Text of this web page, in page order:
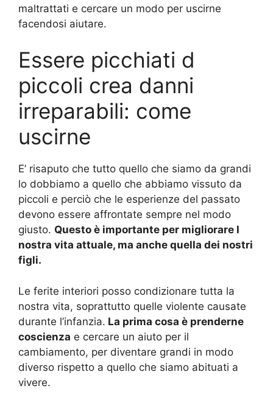
maltrattati e cercare un modo per uscirne
facendosi aiutare.
Essere picchiati d
piccoli crea danni
irreparabili: come
uscirne
E’ risaputo che tutto quello che siamo da grandi
lo dobbiamo a quello che abbiamo vissuto da
piccoli e perciò che le esperienze del passato
devono essere affrontate sempre nel modo
giusto. Questo è importante per migliorare l
nostra vita attuale, ma anche quella dei nostri
figli.
Le ferite interiori posso condizionare tutta la
nostra vita, soprattutto quelle violente causate
durante l’infanzia. La prima cosa è prenderne
coscienza e cercare un aiuto per il
cambiamento, per diventare grandi in modo
diverso rispetto a quello che siamo abituati a
vivere.